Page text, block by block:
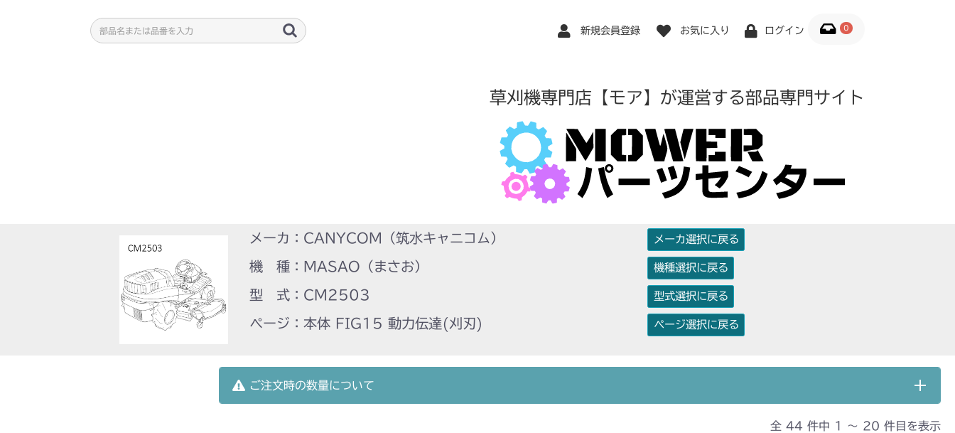
新規会員登録 お気に入り ログイン 0
草刈機専門店【モア】が運営する部品専門サイト
メーカ：CANYCOM（筑水キャニコム）
機 種：MASAO（まさお）
型 式：CM2503
ページ：本体 FIG15 動力伝達(刈刃)
メーカ選択に戻る
機種選択に戻る
型式選択に戻る
ページ選択に戻る
ご注文時の数量について
全 44 件中 1 〜 20 件目を表示